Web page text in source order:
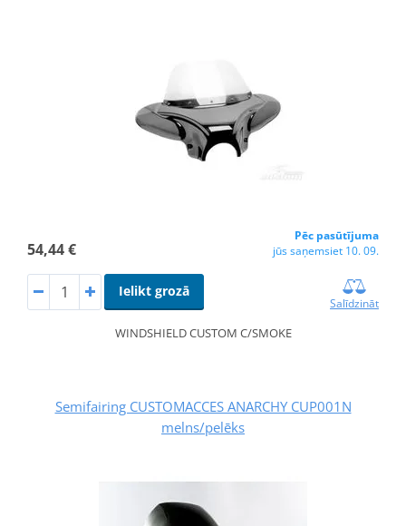
54,44 €
Pēc pasūtījuma
jūs saņemsiet 10. 09.
Ielikt grozā
Salīdzināt
WINDSHIELD CUSTOM C/SMOKE
Semifairing CUSTOMACCES ANARCHY CUP001N
melns/pelēks